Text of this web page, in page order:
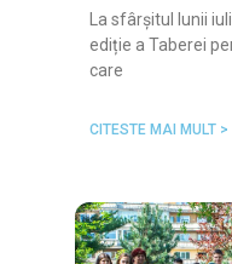
La sfârșitul lunii
ediție a Taberei
care
CITESTE MAI MULT >